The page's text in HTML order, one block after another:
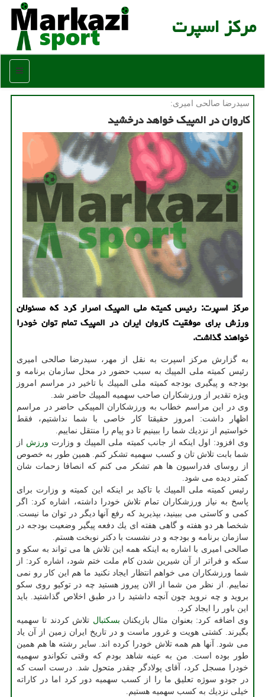
مركز اسپرت
منو
سیدرضا صالحی امیری:
كاروان در المپیك خواهد درخشید
مركز اسپرت: رئیس كمیته ملی المپیك اصرار كرد كه مسئولان
ورزش برای موفقیت كاروان ایران در المپیك تمام توان خودرا
خواهند گذاشت.
به گزارش مركز اسپرت به نقل از مهر، سیدرضا صالحی امیری
رئیس كمیته ملی المپیك به سبب حضور در محل سازمان برنامه و
بودجه و پیگیری بودجه كمیته ملی المپیك با تاخیر در مراسم امروز
ویژه تقدیر از ورزشكاران صاحب سهمیه المپیك حاضر شد.
وی در این مراسم خطاب به ورزشكاران المپیكی حاضر در مراسم
اظهار داشت: امروز حقیقتا كار خاصی با شما نداشتیم، فقط
خواستیم از نزدیك شما را ببینیم تا دو پیام را منتقل نماییم.
وی افزود: اول اینكه از جانب كمیته ملی المپیك و وزارت ورزش از
شما بابت تلاش تان و كسب سهمیه تشكر كنم. همین طور به خصوص
از روسای فدراسیون ها هم تشكر می كنم كه انصافا زحمات شان
كمتر دیده می شود.
رئیس كمیته ملی المپیك با تاكید بر اینكه این كمیته و وزارت برای
پاسخ به نیاز ورزشكاران تمام تلاش خودرا داشته، اشاره كرد: اگر
كمی و كاستی می ببینید، بپذیرید كه رفع آنها دیگر در توان ما نیست.
شخصا هر دو هفته و گاهی هفته ای یك دفعه پیگیر وضعیت بودجه در
سازمان برنامه و بودجه و در نشست با دكتر نوبخت هستم.
صالحی امیری با اشاره به اینكه همه این تلاش ها می تواند به سكو و
سكه و فراتر از آن شیرین شدن كام ملت ختم شود، اشاره كرد: از
شما ورزشكاران می خواهم انتظار ایجاد نكنید ما هم این كار رو نمی
نماییم. از نظر من شما از الان پیروز هستید چه در توكیو روی سكو
بروید و چه نروید چون آنچه داشتید را در طبق اخلاص گذاشتید. باید
این باور را ایجاد كرد.
وی اضافه كرد: بعنوان مثال بازیكنان بسكتبال تلاش كردند تا سهمیه
بگیرند. كشتی هویت و غرور ماست و در تاریخ ایران زمین از آن یاد
می شود. آنها هم همه تلاش خودرا كرده اند. سایر رشته ها هم همین
طور بوده است. من به عینه شاهد بودم كه وقتی تكواندو سهمیه
خودرا مسجل كرد، آقای پولادگر چقدر متحول شد. درست است كه
در جودو سوژه تعلیق ما را از كسب سهمیه دور كرد اما در كاراته
خیلی نزدیك به كسب سهمیه هستیم.